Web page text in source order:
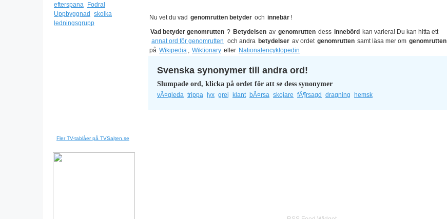
efterspana
Fodral
Uppbyggnad
skolka
ledningsgrupp
Fler TV-tablåer på TVSajten.se
Nu vet du vad genomrutten betyder och innebär !
Vad betyder genomrutten ? Betydelsen av genomrutten dess innebörd
kan variera! Du kan hitta ett
annat ord för genomrutten och andra betydelser av ordet genomrutten samt läsa mer om genomrutten
på Wikipedia , Wiktionary eller Nationalencyklopedin
Svenska synonymer till andra ord!
Slumpade ord, klicka på ordet för att se dess synonymer
vÃ¤gleda trippa lyx grej klant bÃ¤rsa skojare fÃ¶rsagd dragning hemsk